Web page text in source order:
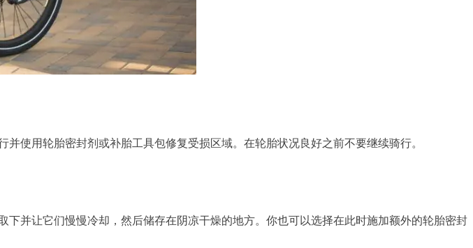
使用轮胎密封剂或补胎工具包修复受损区域。在轮胎状况良好之前不要继续骑行。
并让它们慢慢冷却，然后储存在阴凉干燥的地方。你也可以选择在此时施加额外的轮胎密封